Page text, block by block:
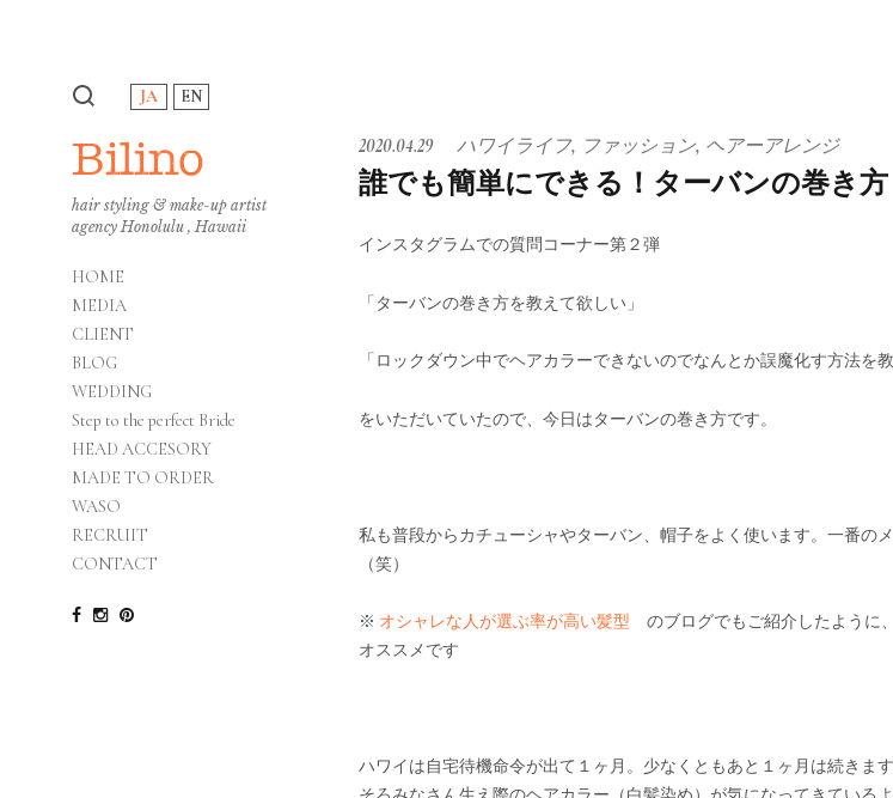
EN
JA
Bilino
hair styling & make-up artist
agency Honolulu , Hawaii
HOME
MEDIA
CLIENT
BLOG
WEDDING
Step to the perfect Bride
HEAD ACCESORY
MADE TO ORDER
WASO
RECRUIT
CONTACT
2020.04.29 ハワイライフ, ファッション, ヘアーアレンジ
誰でも簡単にできる！ターバンの巻き方
インスタグラムでの質問コーナー第２弾
「ターバンの巻き方を教えて欲しい」
「ロックダウン中でヘアカラーできないのでなんとか誤魔化す方法を教
をいただいていたので、今日はターバンの巻き方です。
私も普段からカチューシャやターバン、帽子をよく使います。一番の
（笑）
※ オシャレな人が選ぶ率が高い髪型 のブログでもご紹介したように
オススメです
ハワイは自宅待機命令が出て１ヶ月。少なくともあと１ヶ月は続きま